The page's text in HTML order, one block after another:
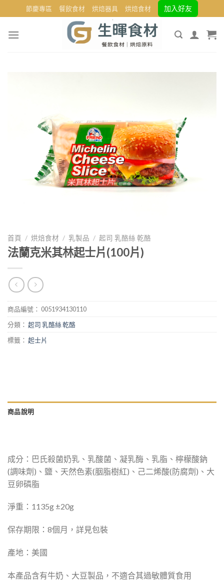
to
content
節慶專區 餐飲食材 烘焙器具 烘焙食材 加入好友
首頁 / 烘焙食材 / 乳製品 / 起司 乳酪絲 乾酪
法蘭克米其林起士片(100片)
商品編號： 0051934130110
分類： 起司 乳酪絲 乾酪
標籤： 起士片
商品說明
成分：巴氏殺菌奶乳、乳酸菌、凝乳酶、乳脂、檸檬酸鈉
(調味劑)、鹽、天然色素(胭脂樹紅)、己二烯酸(防腐劑)、大
豆卵磷脂
淨重：1135g ±20g
保存期限：8個月，詳見包裝
產地：美國
本產品含有牛奶、大豆製品，不適合其過敏體質食用